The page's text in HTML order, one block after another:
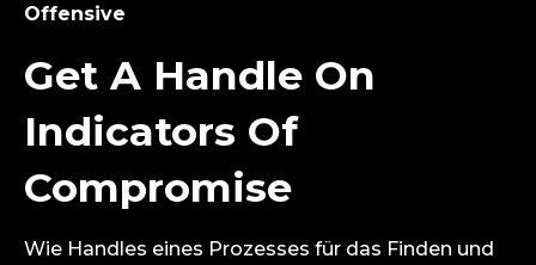
Offensive
Get A Handle On
Indicators Of
Compromise
Wie Handles eines Prozesses für das Finden und